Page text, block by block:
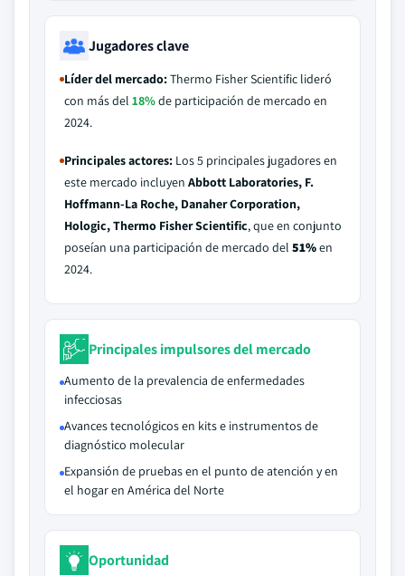
Jugadores clave
Líder del mercado:Thermo Fisher Scientific lideró
con más del 18%de participación de mercado en
2024.
Principales actores: Los 5 principales jugadores en
este mercado incluyen Abbott Laboratories, F.
Hoffmann-La Roche, Danaher Corporation,
Hologic, Thermo Fisher Scientific, que en conjunto
poseían una participación de mercado del 51%en
2024.
Principales impulsores del mercado
Aumento de la prevalencia de enfermedades
infecciosas
Avances tecnológicos en kits e instrumentos de
diagnóstico molecular
Expansión de pruebas en el punto de atención y en
el hogar en América del Norte
Oportunidad